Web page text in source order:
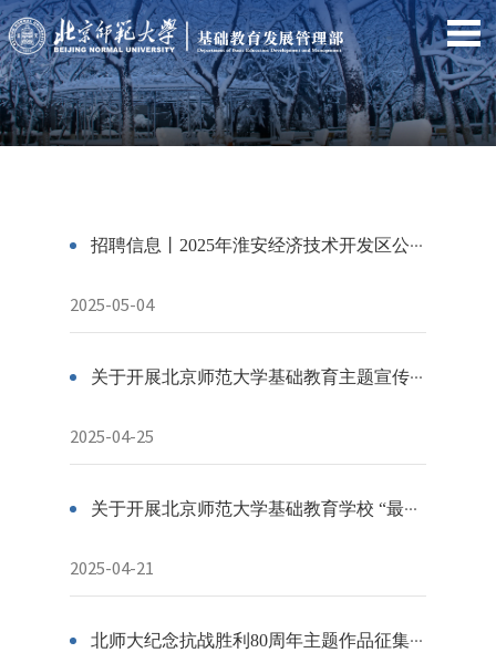
招聘信息丨2025年淮安经济技术开发区公开招聘教师公告
2025-05-04
关于开展北京师范大学基础教育主题宣传片“我的育人故事”征集及参演人员招募的通知
2025-04-25
关于开展北京师范大学基础教育学校 “最美京师筑梦人”评选工作的通知
2025-04-21
北师大纪念抗战胜利80周年主题作品征集开启！